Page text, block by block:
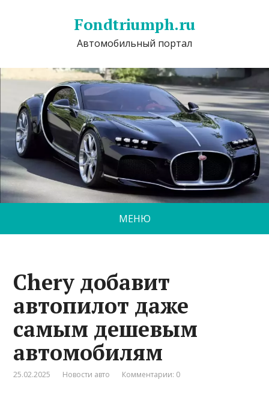
Fondtriumph.ru
Автомобильный портал
МЕНЮ
Chery добавит
автопилот даже
самым дешевым
автомобилям
25.02.2025 Новости авто Комментарии: 0